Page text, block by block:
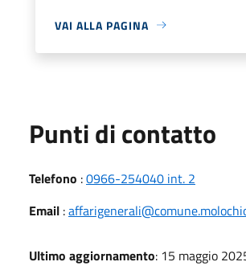
VAI ALLA PAGINA
Punti di contatto
Telefono :0966-254040 int. 2
Email :
Ultimo aggiornamento: 15 maggio